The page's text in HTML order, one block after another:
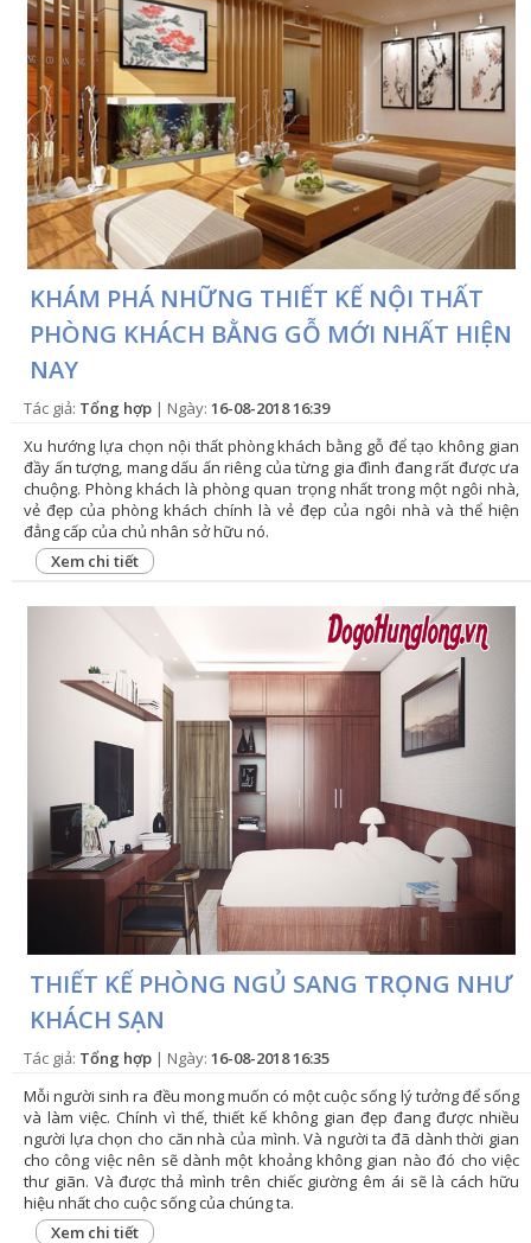
KHÁM PHÁ NHỮNG THIẾT KẾ NỘI THẤT
PHÒNG KHÁCH BẰNG GỖ MỚI NHẤT HIỆN
NAY
Tác giả: Tổng hợp | Ngày: 16-08-2018 16:39
Xu hướng lựa chọn nội thất phòng khách bằng gỗ để tạo không gian
đầy ấn tượng, mang dấu ấn riêng của từng gia đình đang rất được ưa
chuộng. Phòng khách là phòng quan trọng nhất trong một ngôi nhà,
vẻ đẹp của phòng khách chính là vẻ đẹp của ngôi nhà và thể hiện
đẳng cấp của chủ nhân sở hữu nó.
Xem chi tiết
THIẾT KẾ PHÒNG NGỦ SANG TRỌNG NHƯ
KHÁCH SẠN
Tác giả: Tổng hợp | Ngày: 16-08-2018 16:35
Mỗi người sinh ra đều mong muốn có một cuộc sống lý tưởng để sống
và làm việc. Chính vì thế, thiết kế không gian đẹp đang được nhiều
người lựa chọn cho căn nhà của mình. Và người ta đã dành thời gian
cho công việc nên sẽ dành một khoảng không gian nào đó cho việc
thư giãn. Và được thả mình trên chiếc giường êm ái sẽ là cách hữu
hiệu nhất cho cuộc sống của chúng ta.
Xem chi tiết